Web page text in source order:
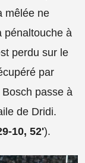
mêlée ne
pénaltouche à
perdu sur le
par
passe à
de Dridi.
10, 52').